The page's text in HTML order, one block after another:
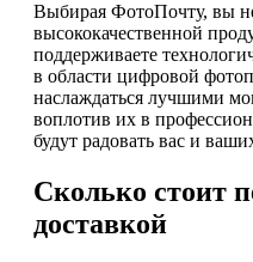
Выбирая ФотоПочту, вы
высококачественной
поддерживаете
в области цифровой
наслаждаться лучшими
воплотив их в
будут радовать вас и
Сколько стоит
доставкой